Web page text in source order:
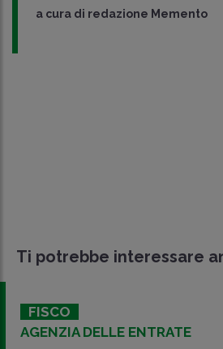
a cura di redazione Memento
Ti potrebbe interessare
FISCO
AGENZIA DELLE ENTRATE